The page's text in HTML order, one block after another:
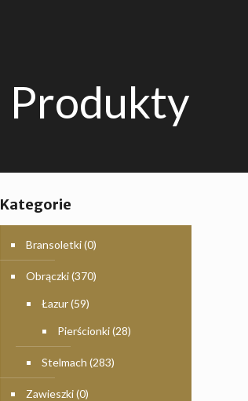
Produkty
Kategorie
Bransoletki(0)
Obrączki(370)
Łazur(59)
Pierścionki(28)
Stelmach (283)
Zawieszki(0)